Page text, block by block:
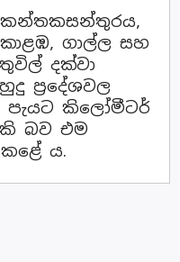
ගාල්ල සහ
දක්වා
ප්‍රදේශවල
කිලෝමීටර්
බව එම
ය.